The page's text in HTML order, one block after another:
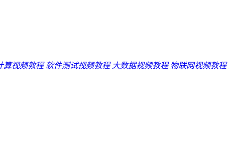
算视频教程 软件测试视频教程 大数据视频教程 物联网视频教程